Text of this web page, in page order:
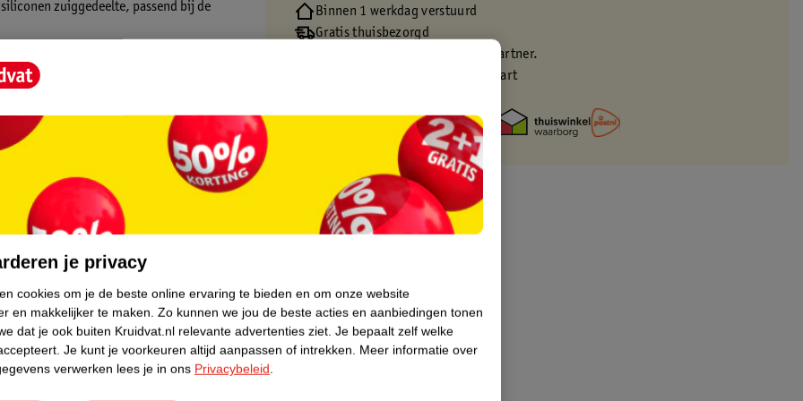
zuiggedeelte, passend bij de
neusje vrij en sluit de speen mooi op
dit voorkomt huidirritatie. De grootte
6 maanden. Het schildje en
fopspenen.
baby's het makkelijkst accepteren. De
ontwikkeld.
om te controleren of de speen
Binnen 1 werkdag verstuurd
Gratis thuisbezorgd
Gratis retourneren via verkooppartner.
Gratis punten met je Kruidvat kaart
je privacy
cookies om je de beste online ervaring te bieden en om onze website
en makkelijker te maken. Zo kunnen we jou de beste acties en aanbiedingen tonen
dat je ook buiten Kruidvat.nl relevante advertenties ziet. Je bepaalt zelf welke
Je kunt je voorkeuren altijd aanpassen of intrekken. Meer informatie over
verwerken lees je in ons Privacybeleid.